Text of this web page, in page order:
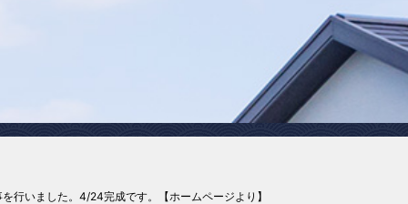
行いました。4/24完成です。【ホームページより】